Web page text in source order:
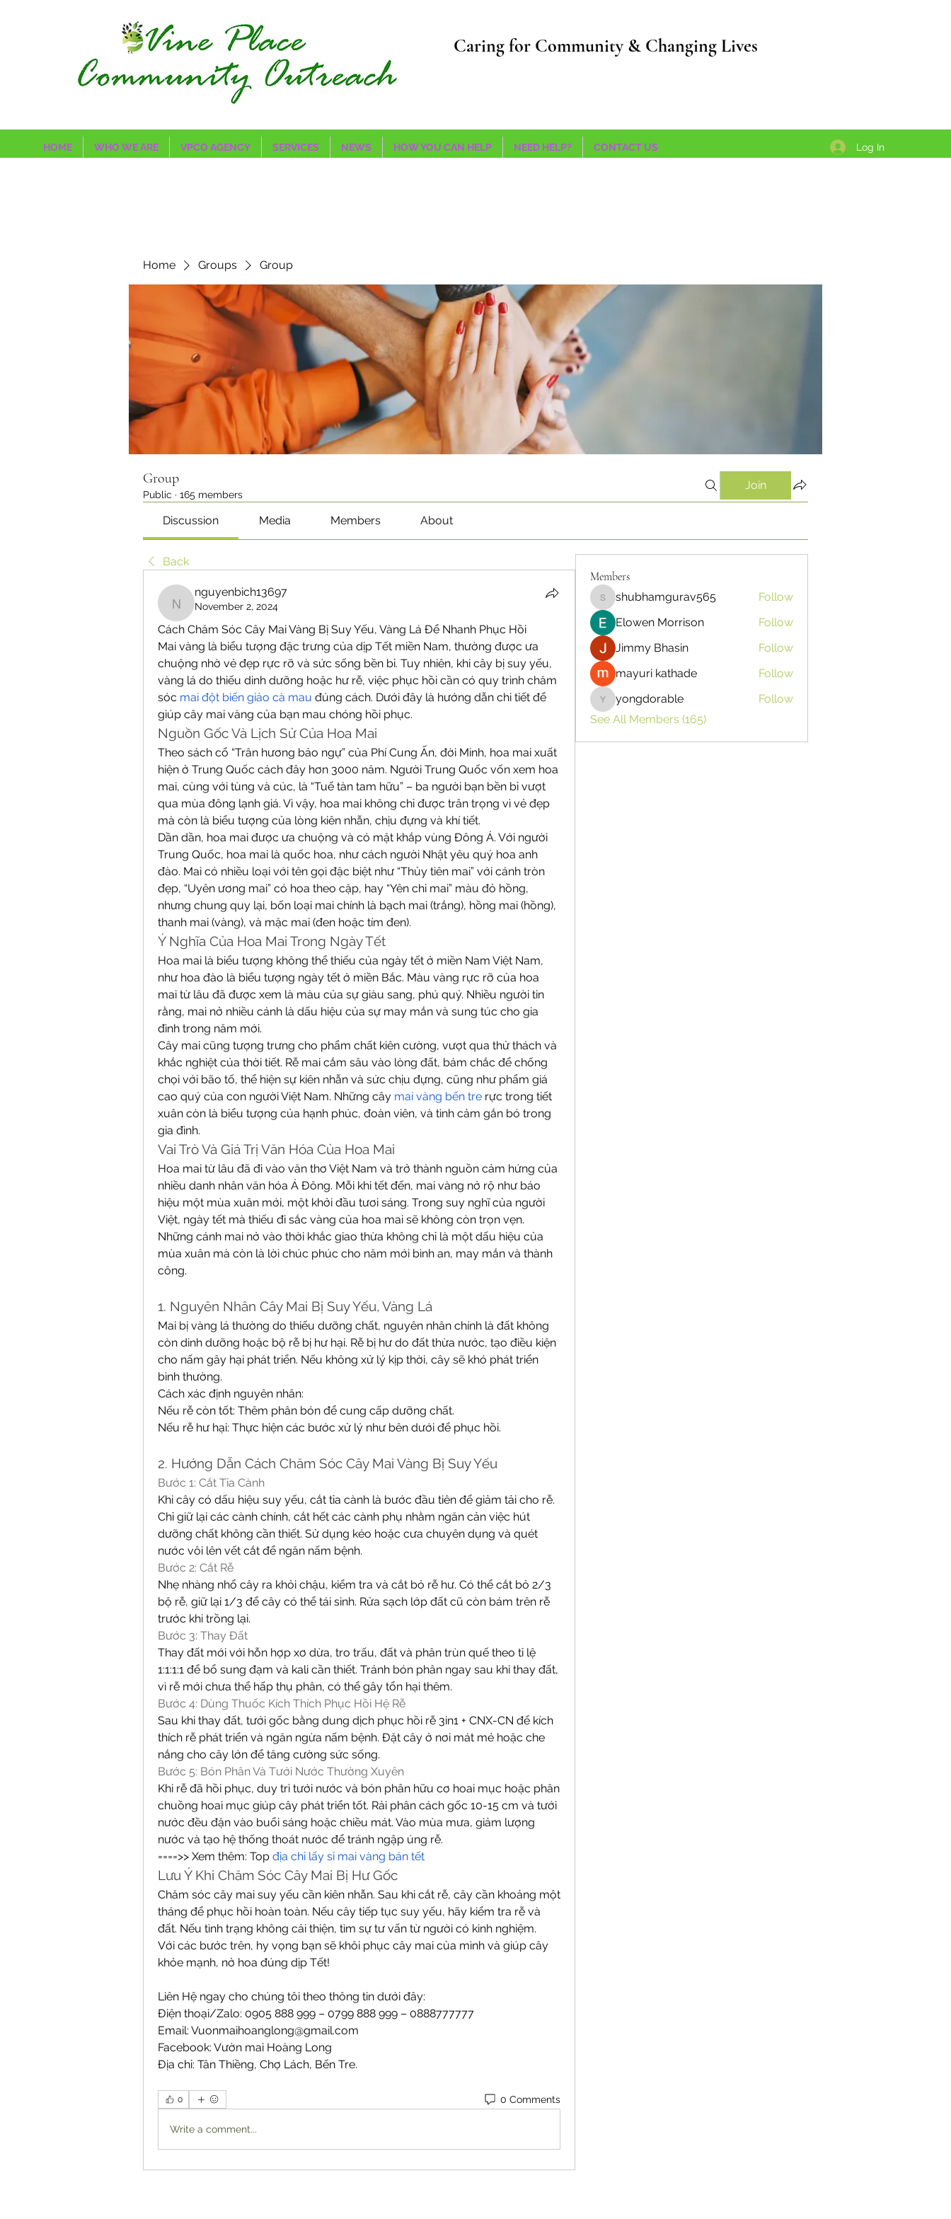
Caring for Community & Changing Lives
HOME WHO WE ARE VPCO AGENCY SERVICES NEWS HOW YOU CAN HELP NEED HELP? CONTACT US Log In
Home Groups Group
Group
Public · 165 members
Join
Discussion Media Members About
Back
nguyenbich13697
nguyenbich13697
November 2, 2024
Cách Chăm Sóc Cây Mai Vàng Bị Suy Yếu, Vàng Lá Để Nhanh Phục Hồi
Mai vàng là biểu tượng đặc trưng của dịp Tết miền Nam, thường được ưa
chuộng nhờ vẻ đẹp rực rỡ và sức sống bền bỉ. Tuy nhiên, khi cây bị suy yếu,
vàng lá do thiếu dinh dưỡng hoặc hư rễ, việc phục hồi cần có quy trình chăm
sóc mai đột biến giảo cà mau đúng cách. Dưới đây là hướng dẫn chi tiết để
giúp cây mai vàng của bạn mau chóng hồi phục.
Nguồn Gốc Và Lịch Sử Của Hoa Mai
Theo sách cổ “Trân hương bảo ngự” của Phí Cung Ấn, đời Minh, hoa mai xuất
hiện ở Trung Quốc cách đây hơn 3000 năm. Người Trung Quốc vốn xem hoa
mai, cùng với tùng và cúc, là “Tuế tàn tam hữu” – ba người bạn bền bỉ vượt
qua mùa đông lạnh giá. Vì vậy, hoa mai không chỉ được trân trọng vì vẻ đẹp
mà còn là biểu tượng của lòng kiên nhẫn, chịu đựng và khí tiết.
Dần dần, hoa mai được ưa chuộng và có mặt khắp vùng Đông Á. Với người
Trung Quốc, hoa mai là quốc hoa, như cách người Nhật yêu quý hoa anh
đào. Mai có nhiều loại với tên gọi đặc biệt như “Thủy tiên mai” với cánh tròn
đẹp, “Uyên ương mai” có hoa theo cặp, hay “Yên chi mai” màu đỏ hồng,
nhưng chung quy lại, bốn loại mai chính là bạch mai (trắng), hồng mai (hồng),
thanh mai (vàng), và mặc mai (đen hoặc tím đen).
Ý Nghĩa Của Hoa Mai Trong Ngày Tết
Hoa mai là biểu tượng không thể thiếu của ngày tết ở miền Nam Việt Nam,
như hoa đào là biểu tượng ngày tết ở miền Bắc. Màu vàng rực rỡ của hoa
mai từ lâu đã được xem là màu của sự giàu sang, phú quý. Nhiều người tin
rằng, mai nở nhiều cánh là dấu hiệu của sự may mắn và sung túc cho gia
đình trong năm mới.
Cây mai cũng tượng trưng cho phẩm chất kiên cường, vượt qua thử thách và
khắc nghiệt của thời tiết. Rễ mai cắm sâu vào lòng đất, bám chắc để chống
chọi với bão tố, thể hiện sự kiên nhẫn và sức chịu đựng, cũng như phẩm giá
cao quý của con người Việt Nam. Những cây mai vàng bến tre rực trong tiết
xuân còn là biểu tượng của hạnh phúc, đoàn viên, và tình cảm gắn bó trong
gia đình.
Vai Trò Và Giá Trị Văn Hóa Của Hoa Mai
Hoa mai từ lâu đã đi vào văn thơ Việt Nam và trở thành nguồn cảm hứng của
nhiều danh nhân văn hóa Á Đông. Mỗi khi tết đến, mai vàng nở rộ như báo
hiệu một mùa xuân mới, một khởi đầu tươi sáng. Trong suy nghĩ của người
Việt, ngày tết mà thiếu đi sắc vàng của hoa mai sẽ không còn trọn vẹn.
Những cánh mai nở vào thời khắc giao thừa không chỉ là một dấu hiệu của
mùa xuân mà còn là lời chúc phúc cho năm mới bình an, may mắn và thành
công.
1. Nguyên Nhân Cây Mai Bị Suy Yếu, Vàng Lá
Mai bị vàng lá thường do thiếu dưỡng chất, nguyên nhân chính là đất không
còn dinh dưỡng hoặc bộ rễ bị hư hại. Rễ bị hư do đất thừa nước, tạo điều kiện
cho nấm gây hại phát triển. Nếu không xử lý kịp thời, cây sẽ khó phát triển
bình thường.
Cách xác định nguyên nhân:
Nếu rễ còn tốt: Thêm phân bón để cung cấp dưỡng chất.
Nếu rễ hư hại: Thực hiện các bước xử lý như bên dưới để phục hồi.
2. Hướng Dẫn Cách Chăm Sóc Cây Mai Vàng Bị Suy Yếu
Bước 1: Cắt Tỉa Cành
Khi cây có dấu hiệu suy yếu, cắt tỉa cành là bước đầu tiên để giảm tải cho rễ.
Chỉ giữ lại các cành chính, cắt hết các cành phụ nhằm ngăn cản việc hút
dưỡng chất không cần thiết. Sử dụng kéo hoặc cưa chuyên dụng và quét
nước vôi lên vết cắt để ngăn nấm bệnh.
Bước 2: Cắt Rễ
Nhẹ nhàng nhổ cây ra khỏi chậu, kiểm tra và cắt bỏ rễ hư. Có thể cắt bỏ 2/3
bộ rễ, giữ lại 1/3 để cây có thể tái sinh. Rửa sạch lớp đất cũ còn bám trên rễ
trước khi trồng lại.
Bước 3: Thay Đất
Thay đất mới với hỗn hợp xơ dừa, tro trấu, đất và phân trùn quế theo tỉ lệ
1:1:1:1 để bổ sung đạm và kali cần thiết. Tránh bón phân ngay sau khi thay đất,
vì rễ mới chưa thể hấp thụ phân, có thể gây tổn hại thêm.
Bước 4: Dùng Thuốc Kích Thích Phục Hồi Hệ Rễ
Sau khi thay đất, tưới gốc bằng dung dịch phục hồi rễ 3in1 + CNX-CN để kích
thích rễ phát triển và ngăn ngừa nấm bệnh. Đặt cây ở nơi mát mẻ hoặc che
nắng cho cây lớn để tăng cường sức sống.
Bước 5: Bón Phân Và Tưới Nước Thường Xuyên
Khi rễ đã hồi phục, duy trì tưới nước và bón phân hữu cơ hoai mục hoặc phân
chuồng hoai mục giúp cây phát triển tốt. Rải phân cách gốc 10-15 cm và tưới
nước đều đặn vào buổi sáng hoặc chiều mát. Vào mùa mưa, giảm lượng
nước và tạo hệ thống thoát nước để tránh ngập úng rễ.
====>> Xem thêm: Top địa chỉ lấy sỉ mai vàng bán tết
Lưu Ý Khi Chăm Sóc Cây Mai Bị Hư Gốc
Chăm sóc cây mai suy yếu cần kiên nhẫn. Sau khi cắt rễ, cây cần khoảng một
tháng để phục hồi hoàn toàn. Nếu cây tiếp tục suy yếu, hãy kiểm tra rễ và
đất. Nếu tình trạng không cải thiện, tìm sự tư vấn từ người có kinh nghiệm.
Với các bước trên, hy vọng bạn sẽ khôi phục cây mai của mình và giúp cây
khỏe mạnh, nở hoa đúng dịp Tết!
Liên Hệ ngay cho chúng tôi theo thông tin dưới đây:
Điện thoại/Zalo: 0905 888 999 – 0799 888 999 – 0888777777
Email: Vuonmaihoanglong@gmail.com
Facebook: Vườn mai Hoàng Long
Địa chỉ: Tân Thiềng, Chợ Lách, Bến Tre.
0 0 Comments
Write a comment...
Members
shubhamgurav565
shubhamgurav565
Follow
Elowen Morrison
Follow
Jimmy Bhasin
Follow
mayuri kathade
Follow
yongdorable
yongdorable
Follow
See All Members (165)